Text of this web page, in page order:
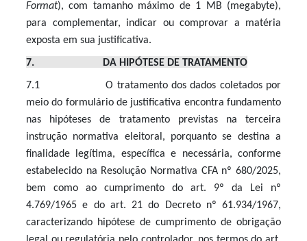
Format), com tamanho máximo de 1 MB (megabyte),
para complementar, indicar ou comprovar a matéria
exposta em sua justificativa.
7. DA HIPÓTESE DE TRATAMENTO
7.1 O tratamento dos dados coletados por
meio do formulário de justificativa encontra fundamento
nas hipóteses de tratamento previstas na terceira
instrução normativa eleitoral, porquanto se destina a
finalidade legítima, específica e necessária, conforme
estabelecido na Resolução Normativa CFA nº 680/2025,
bem como ao cumprimento do art. 9º da Lei nº
4.769/1965 e do art. 21 do Decreto nº 61.934/1967,
caracterizando hipótese de cumprimento de obrigação